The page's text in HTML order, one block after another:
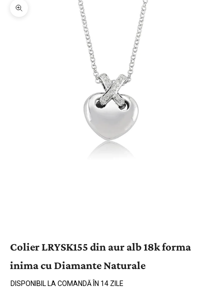
Zoom
Colier LRYSK155 din aur alb 18k forma
inima cu Diamante Naturale
DISPONIBIL LA COMANDĂ ÎN 14 ZILE